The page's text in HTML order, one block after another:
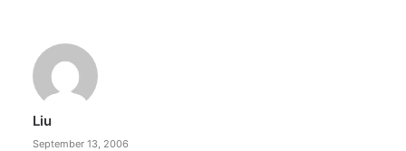
Liu
September 13, 2006